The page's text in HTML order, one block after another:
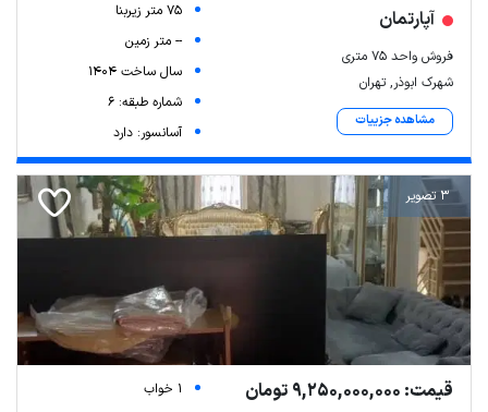
آپارتمان
فروش واحد 75 متری
شهرک ابوذر, تهران
مشاهده جزییات
75 متر زیربنا
-- متر زمین
سال ساخت 1404
شماره طبقه: 6
آسانسور: دارد
3 تصویر
قیمت: 9,250,000,000 تومان
1 خواب